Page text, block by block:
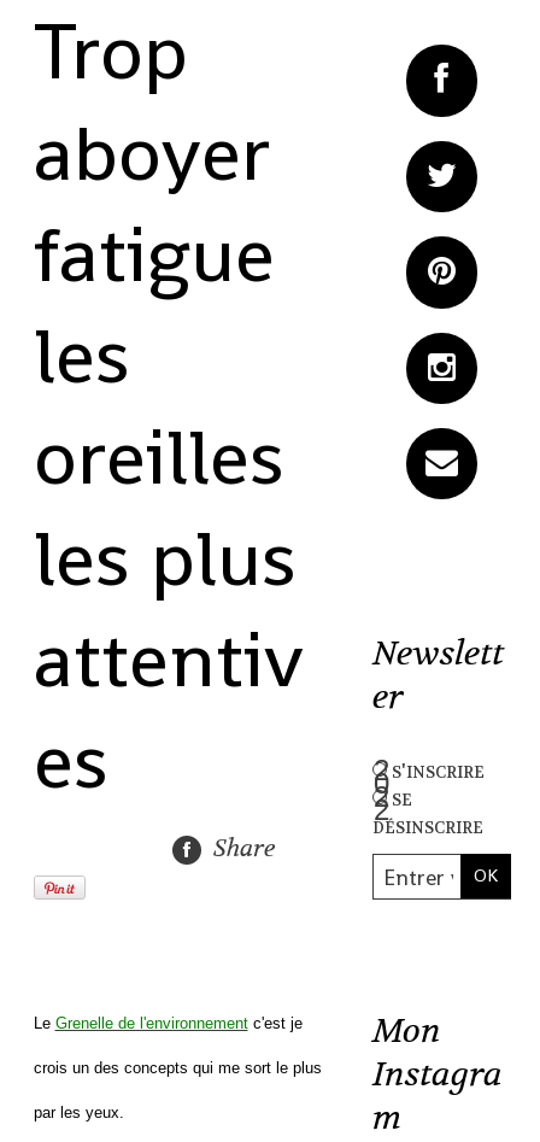
Trop
aboyer
fatigue
les
oreilles
les plus
attentiv
es
Share
Le Grenelle de l'environnementc'est je
crois un des concepts qui me sort le plus
par les yeux.
Newslett
er
s'inscrire
se
désinscrire
Mon
Instagra
m